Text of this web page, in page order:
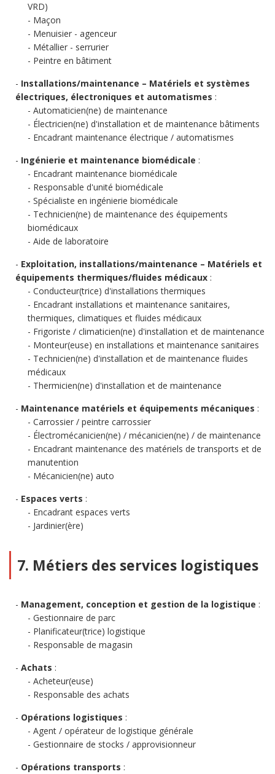
VRD)
Maçon
Menuisier - agenceur
Métallier - serrurier
Peintre en bâtiment
Installations/maintenance – Matériels et systèmes
électriques, électroniques et automatismes :
Automaticien(ne) de maintenance
Électricien(ne) d'installation et de maintenance bâtiments
Encadrant maintenance électrique / automatismes
Ingénierie et maintenance biomédicale :
Encadrant maintenance biomédicale
Responsable d'unité biomédicale
Spécialiste en ingénierie biomédicale
Technicien(ne) de maintenance des équipements
biomédicaux
Aide de laboratoire
Exploitation, installations/maintenance – Matériels et
équipements thermiques/fluides médicaux :
Conducteur(trice) d'installations thermiques
Encadrant installations et maintenance sanitaires,
thermiques, climatiques et fluides médicaux
Frigoriste / climaticien(ne) d'installation et de maintenance
Monteur(euse) en installations et maintenance sanitaires
Technicien(ne) d'installation et de maintenance fluides
médicaux
Thermicien(ne) d'installation et de maintenance
Maintenance matériels et équipements mécaniques :
Carrossier / peintre carrossier
Électromécanicien(ne) / mécanicien(ne) / de maintenance
Encadrant maintenance des matériels de transports et de
manutention
Mécanicien(ne) auto
Espaces verts :
Encadrant espaces verts
Jardinier(ère)
7. Métiers des services logistiques
Management, conception et gestion de la logistique :
Gestionnaire de parc
Planificateur(trice) logistique
Responsable de magasin
Achats :
Acheteur(euse)
Responsable des achats
Opérations logistiques :
Agent / opérateur de logistique générale
Gestionnaire de stocks / approvisionneur
Opérations transports :